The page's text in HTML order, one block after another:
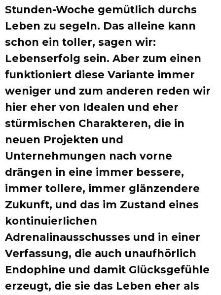
Stunden-Woche gemütlich durchs
Leben zu segeln. Das alleine kann
schon ein toller, sagen wir:
Lebenserfolg sein. Aber zum einen
funktioniert diese Variante immer
weniger und zum anderen reden wir
hier eher von Idealen und eher
stürmischen Charakteren, die in
neuen Projekten und
Unternehmungen nach vorne
drängen in eine immer bessere,
immer tollere, immer glänzendere
Zukunft, und das im Zustand eines
kontinuierlichen
Adrenalinausschusses und in einer
Verfassung, die auch unaufhörlich
Endophine und damit Glücksgefühle
erzeugt, die sie das Leben eher als